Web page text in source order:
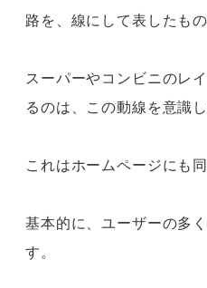
路を、線にして表したもの
スーパーやコンビニのレ
るのは、この動線を意識
これはホームページにも
基本的に、ユーザーの多
す。